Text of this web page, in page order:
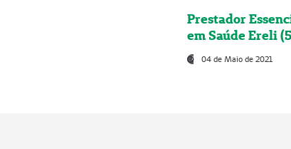
Prestador
em Saúde Ereli
04 de Maio de 2021